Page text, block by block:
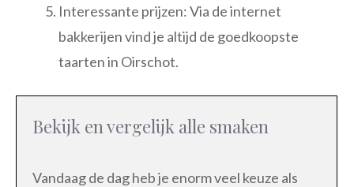
Interessante prijzen: Via de internet
bakkerijen vind je altijd de goedkoopste
taarten in Oirschot.
Bekijk en vergelijk alle smaken
Vandaag de dag heb je enorm veel keuze als